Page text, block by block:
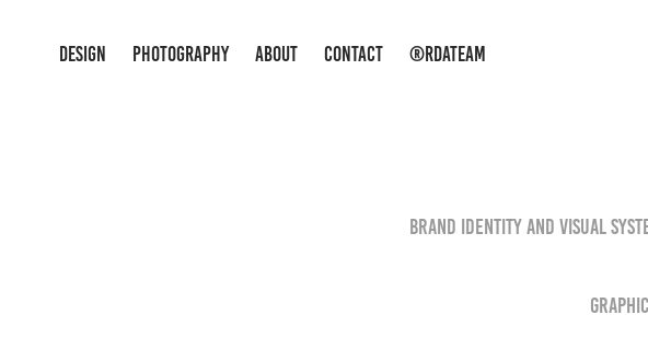
DESIGN PHOTOGRAPHY ABOUT CONTACT ®RDATEAM
Brand identity and visual